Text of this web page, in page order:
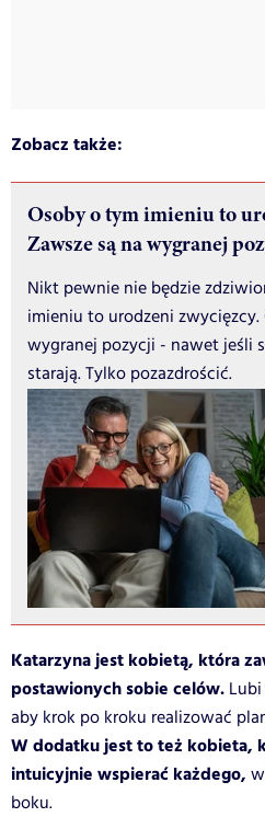
Zobacz także:
Osoby o tym imieniu to
Zawsze są na wygranej
Nikt pewnie nie będzie
imieniu to urodzeni zwycięzcy.
wygranej pozycji - nawet jeśli
starają. Tylko pozazdrościć.
Katarzyna jest kobietą, która
postawionych sobie celów.
aby krok po kroku realizować
W dodatku jest to też kobieta,
intuicyjnie wspierać każdego,
boku.